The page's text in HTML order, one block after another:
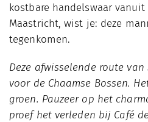
kostbare handelswaar
Maastricht, wist je: deze
tegenkomen.
Deze afwisselende route
voor de Chaamse Bossen.
groen. Pauzeer op het
proef het verleden bij Café